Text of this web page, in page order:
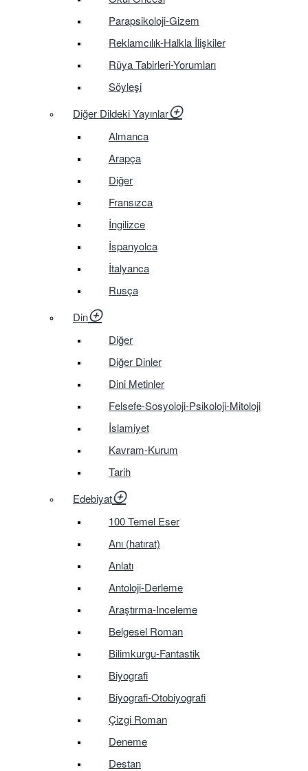
Parapsikoloji-Gizem
Reklamcılık-Halkla İlişkiler
Rüya Tabirleri-Yorumları
Söyleşi
Diğer Dildeki Yayınlar
Almanca
Arapça
Diğer
Fransızca
İngilizce
İspanyolca
İtalyanca
Rusça
Din
Diğer
Diğer Dinler
Dini Metinler
Felsefe-Sosyoloji-Psikoloji-Mitoloji
İslamiyet
Kavram-Kurum
Tarih
Edebiyat
100 Temel Eser
Anı (hatırat)
Anlatı
Antoloji-Derleme
Araştırma-Inceleme
Belgesel Roman
Bilimkurgu-Fantastik
Biyografi
Biyografi-Otobiyografi
Çizgi Roman
Deneme
Destan